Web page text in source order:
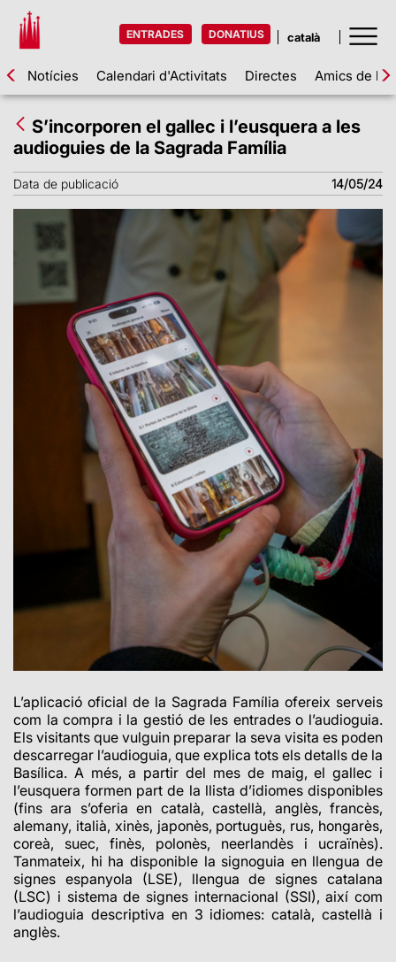
ENTRADES DONATIUS
Notícies Calendari d'Activitats Directes Amics de la
S’incorporen el gallec i l’eusquera a les
audioguies de la Sagrada Família
Data de publicació 14/05/24
L’aplicació oficial de la Sagrada Família ofereix serveis
com la compra i la gestió de les entrades o l’audioguia.
Els visitants que vulguin preparar la seva visita es poden
descarregar l’audioguia, que explica tots els detalls de la
Basílica. A més, a partir del mes de maig, el gallec i
l’eusquera formen part de la llista d’idiomes disponibles
(fins ara s’oferia en català, castellà, anglès, francès,
alemany, italià, xinès, japonès, portuguès, rus, hongarès,
coreà, suec, finès, polonès, neerlandès i ucraïnès).
Tanmateix, hi ha disponible la signoguia en llengua de
signes espanyola (LSE), llengua de signes catalana
(LSC) i sistema de signes internacional (SSI), així com
l’audioguia descriptiva en 3 idiomes: català, castellà i
anglès.